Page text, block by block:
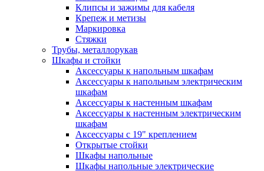
Клипсы и зажимы для кабеля
Крепеж и метизы
Маркировка
Стяжки
Трубы, металлорукав
Шкафы и стойки
Аксессуары к напольным шкафам
Аксессуары к напольным электрическим
шкафам
Аксессуары к настенным шкафам
Аксессуары к настенным электрическим
шкафам
Аксессуары с 19" креплением
Открытые стойки
Шкафы напольные
Шкафы напольные электрические